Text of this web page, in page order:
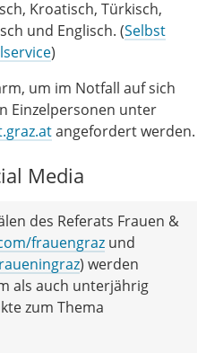
Kroatisch, Türkisch,
und Englisch. (Selbst
)
um im Notfall auf sich
Einzelpersonen unter
angefordert werden.
Media
des Referats Frauen &
frauengraz und
) werden
als auch unterjährig
zum Thema